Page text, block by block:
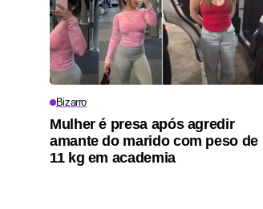
Bizarro
Mulher é presa após agredir
amante do marido com peso de
11 kg em academia